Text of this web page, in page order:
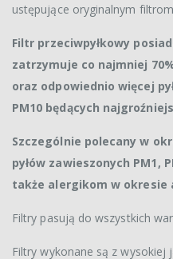
ustępujące oryginalnym
Filtr przeciwpyłkowy
zatrzymuje co najmniej
oraz odpowiednio więcej
PM10 będących
Szczególnie polecany w
pyłów zawieszonych PM1,
także alergikom w okresie
Filtry pasują do wszystkich
Filtry wykonane są z wysokiej